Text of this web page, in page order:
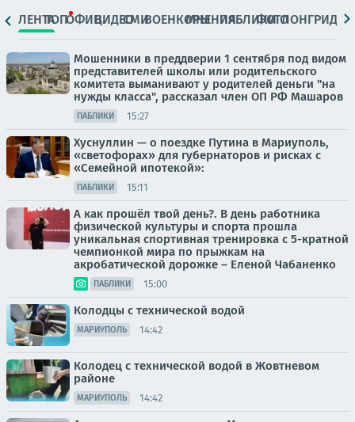
ЛЕНТАТОПОФИЦ.ВИДЕОСМИВОЕНКОРЫМНЕНИЯПАБЛИКИ
ФОТОЛОНГРИДЫ
Мошенники в преддверии 1 сентября под видом
представителей школы или родительского
комитета выманивают у родителей деньги "на
нужды класса", рассказал член ОП РФ Машаров
ПАБЛИКИ 15:27
Хуснуллин — о поездке Путина в Мариуполь,
«светофорах» для губернаторов и рисках с
«Семейной ипотекой»:
ПАБЛИКИ 15:11
А как прошёл твой день?. В день работника
физической культуры и спорта прошла
уникальная спортивная тренировка с 5-кратной
чемпионкой мира по прыжкам на
акробатической дорожке – Еленой Чабаненко
ПАБЛИКИ 15:00
Колодцы с технической водой
МАРИУПОЛЬ 14:42
Колодец с технической водой в Жовтневом
районе
МАРИУПОЛЬ 14:42